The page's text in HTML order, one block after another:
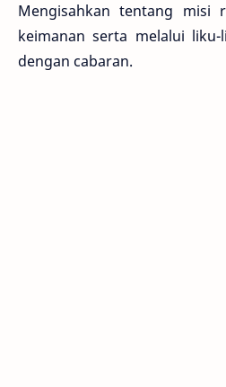
Mengisahkan tentang misi
keimanan serta melalui
dengan cabaran.